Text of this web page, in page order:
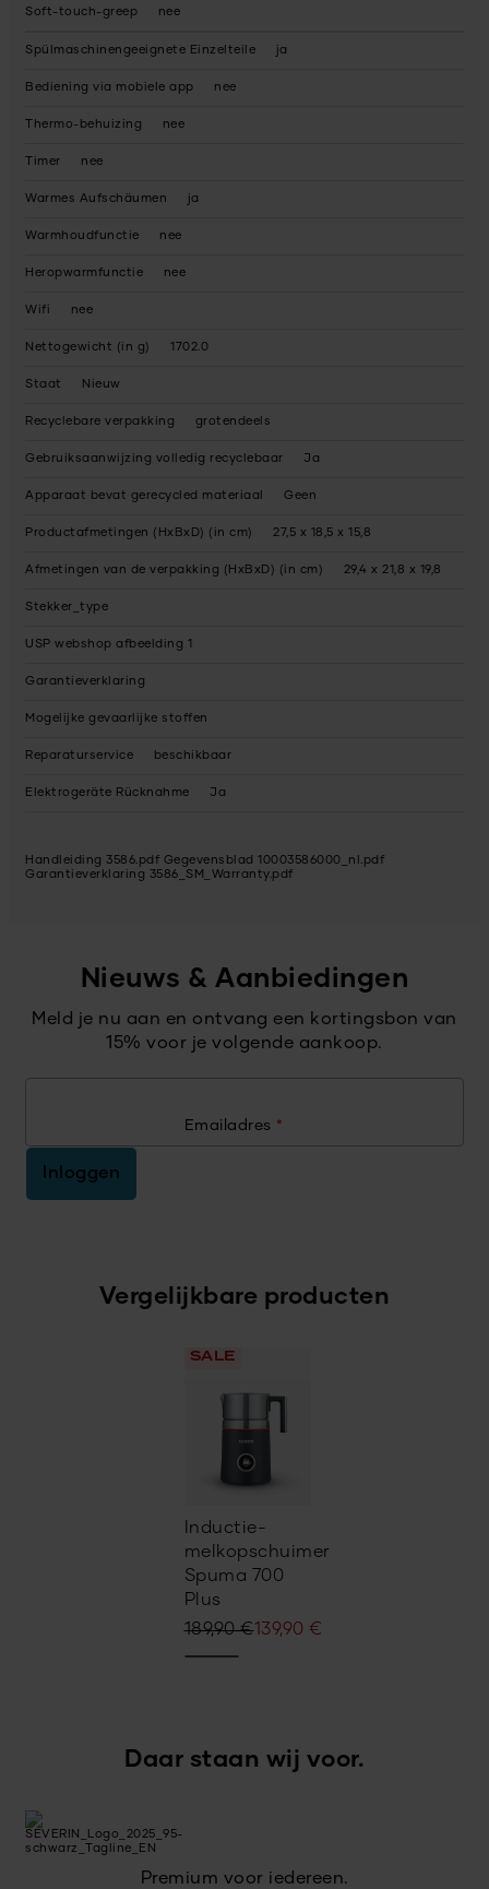
Soft-touch-greep nee
Spülmaschinengeeignete Einzelteile ja
Bediening via mobiele app nee
Thermo-behuizing nee
Timer nee
Warmes Aufschäumen ja
Warmhoudfunctie nee
Heropwarmfunctie nee
Wifi nee
Nettogewicht (in g) 1702.0
Staat Nieuw
Recyclebare verpakking grotendeels
Gebruiksaanwijzing volledig recyclebaar Ja
Apparaat bevat gerecycled materiaal Geen
Productafmetingen (HxBxD) (in cm) 27,5 x 18,5 x 15,8
Afmetingen van de verpakking (HxBxD) (in cm) 29,4 x 21,8 x 19,8
Stekker_type
USP webshop afbeelding 1
Garantieverklaring
Mogelijke gevaarlijke stoffen
Reparaturservice beschikbaar
Elektrogeräte Rücknahme Ja
Handleiding 3586.pdf Gegevensblad 10003586000_nl.pdf
Garantieverklaring 3586_SM_Warranty.pdf
Nieuws & Aanbiedingen
Meld je nu aan en ontvang een kortingsbon van
15% voor je volgende aankoop.
Emailadres *
Inloggen
Vergelijkbare producten
SALE
Inductie-
melkopschuimer
Spuma 700
Plus
189,90€
Oorspronkelijke
prijs
139,90 €
Huidige
prijs
Daar staan wij voor.
Premium voor iedereen.